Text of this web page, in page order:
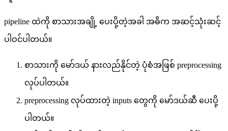
pipeline ထဲကို စာသားအချို့ ပေးပို့တဲ့အခါ အဓိက အဆင့်သုံးဆင့်
ပါဝင်ပါတယ်။
စာသားကို မော်ဒယ် နားလည်နိုင်တဲ့ ပုံစံအဖြစ် preprocessing
လုပ်ပါတယ်။
preprocessing လုပ်ထားတဲ့ inputs တွေကို မော်ဒယ်ဆီ ပေးပို့
ပါတယ်။